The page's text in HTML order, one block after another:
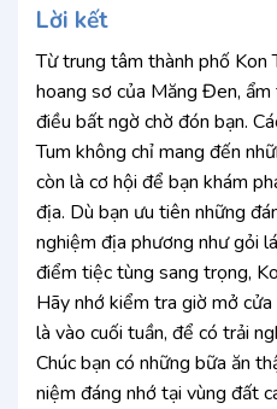
Lời kết
Từ trung tâm thành phố Kon
hoang sơ của Măng Đen,
điều bất ngờ chờ đón bạn.
Tum không chỉ mang đến
còn là cơ hội để bạn khám
địa. Dù bạn ưu tiên những
nghiệm địa phương như gỏi
điểm tiệc tùng sang trọng,
Hãy nhớ kiểm tra giờ mở
là vào cuối tuần, để có trải
Chúc bạn có những bữa ăn
niệm đáng nhớ tại vùng đất